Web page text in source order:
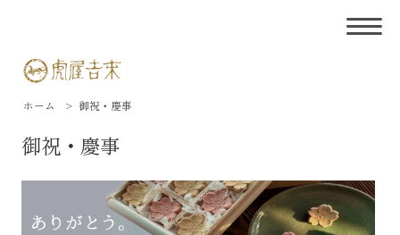
ホーム > 御祝・慶事
御祝・慶事